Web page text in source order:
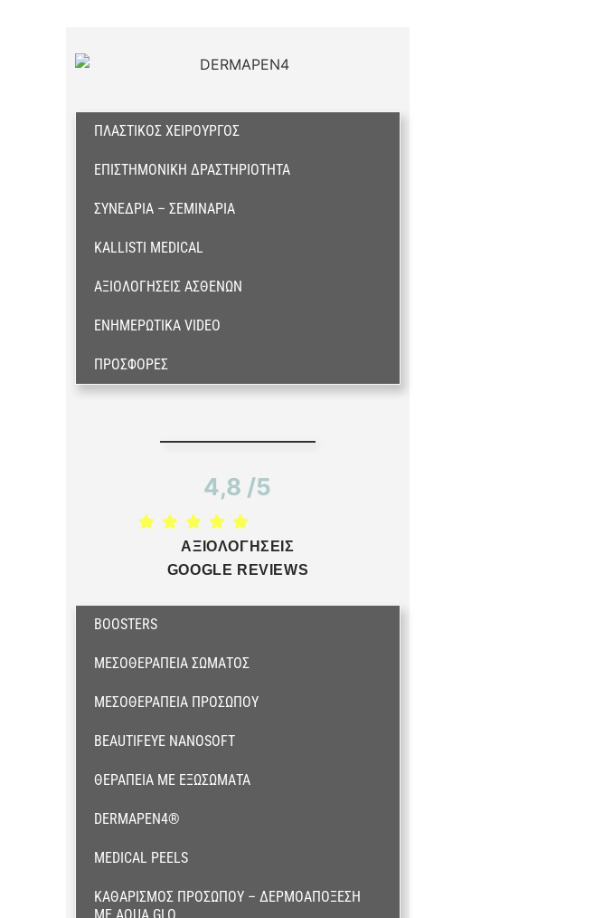
ΠΛΑΣΤΙΚΌΣ ΧΕΙΡΟΥΡΓΌΣ
ΕΠΙΣΤΗΜΟΝΙΚΉ ΔΡΑΣΤΗΡΙΌΤΗΤΑ
ΣΥΝΈΔΡΙΑ – ΣΕΜΙΝΆΡΙΑ
KALLISTI MEDICAL
ΑΞΙΟΛΟΓΉΣΕΙΣ ΑΣΘΕΝΏΝ
ΕΝΗΜΕΡΩΤΙΚΆ VIDEO
ΠΡΟΣΦΟΡΈΣ
4,8 /5
ΑΞΙΟΛΟΓΗΣΕΙΣ
GOOGLE REVIEWS
BOOSTERS
ΜΕΣΟΘΕΡΑΠΕΊΑ ΣΏΜΑΤΟΣ
ΜΕΣΟΘΕΡΑΠΕΊΑ ΠΡΟΣΏΠΟΥ
ΒEAUTIFEYE ΝANOSOFT
ΘΕΡΑΠΕΊΑ ΜΕ ΕΞΩΣΏΜΑΤΑ
DERMAPEN4®
MEDICAL PEELS
ΚΑΘΑΡΙΣΜΌΣ ΠΡΟΣΏΠΟΥ – ΔΕΡΜΟΑΠΌΞΕΣΗ